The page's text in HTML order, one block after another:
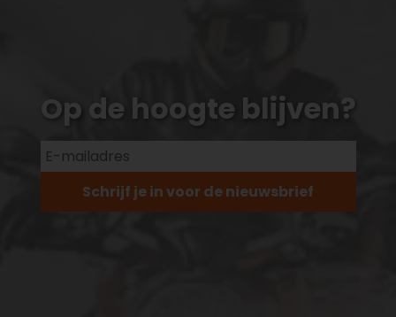
Op de hoogte blijven?
Schrijf je in voor de nieuwsbrief